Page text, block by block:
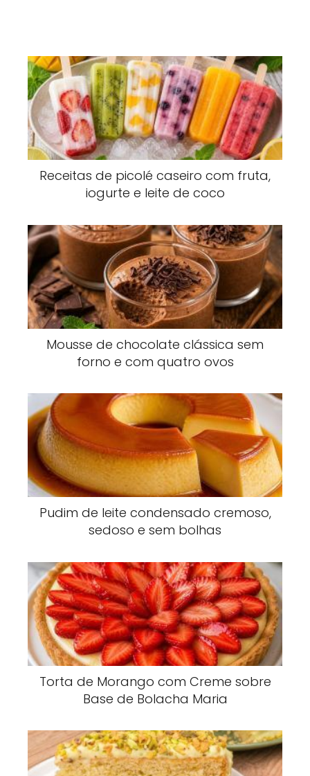
Receitas de picolé caseiro com fruta,
iogurte e leite de coco
Mousse de chocolate clássica sem
forno e com quatro ovos
Pudim de leite condensado cremoso,
sedoso e sem bolhas
Torta de Morango com Creme sobre
Base de Bolacha Maria